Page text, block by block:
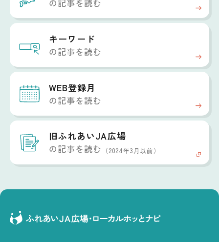
の記事を読む
キーワード
の記事を読む
WEB登録月
の記事を読む
旧ふれあいJA広場
の記事を読む （2024年3月以前）